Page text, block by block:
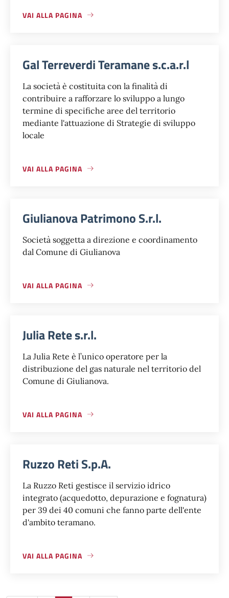
VAI ALLA PAGINA
Gal Terreverdi Teramane s.c.a.r.l
La società è costituita con la finalità di
contribuire a rafforzare lo sviluppo a lungo
termine di specifiche aree del territorio
mediante l'attuazione di Strategie di sviluppo
locale
VAI ALLA PAGINA
Giulianova Patrimono S.r.l.
Società soggetta a direzione e coordinamento
dal Comune di Giulianova
VAI ALLA PAGINA
Julia Rete s.r.l.
La Julia Rete è l’unico operatore per la
distribuzione del gas naturale nel territorio del
Comune di Giulianova.
VAI ALLA PAGINA
Ruzzo Reti S.p.A.
La Ruzzo Reti gestisce il servizio idrico
integrato (acquedotto, depurazione e fognatura)
per 39 dei 40 comuni che fanno parte dell'ente
d'ambito teramano.
VAI ALLA PAGINA